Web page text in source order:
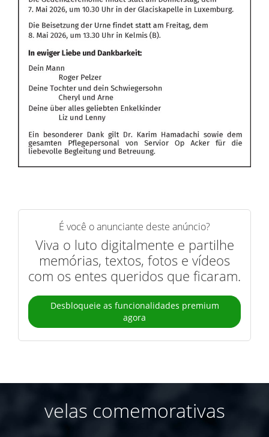
É você o anunciante deste anúncio?
Viva o luto digitalmente e partilhe
memórias, textos, fotos e vídeos
com os entes queridos que ficaram.
Desbloqueie as funcionalidades premium
agora
velas comemorativas